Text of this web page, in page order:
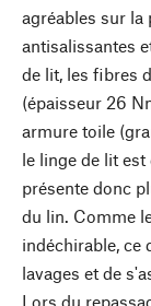
agréables sur la
antisalissantes
de lit, les fibres
(épaisseur 26
armure toile
le linge de lit
présente donc
du lin. Comme
indéchirable, ce
lavages et de
Lors du